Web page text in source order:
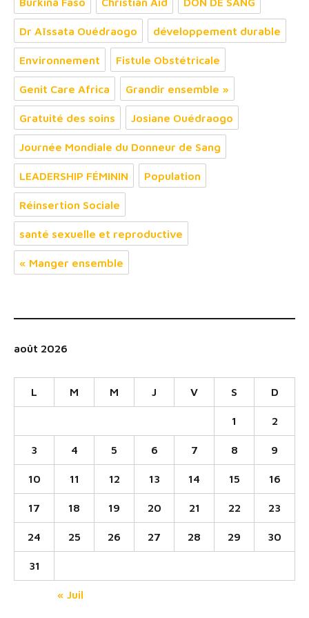
Dr Aïssata Ouédraogo développement durable
Environnement Fistule Obstétricale
Genit Care Africa Grandir ensemble »
Gratuité des soins Josiane Ouédraogo
Journée Mondiale du Donneur de Sang
LEADERSHIP FÉMININ Population
Réinsertion Sociale
santé sexuelle et reproductive
« Manger ensemble
août 2026
L M M J V S D
1 2
3 4 5 6 7 8 9
10 11 12 13 14 15 16
17 18 19 20 21 22 23
24 25 26 27 28 29 30
31
« Juil